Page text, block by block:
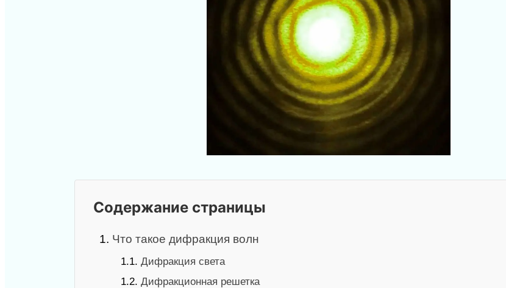
Содержание страницы
1. Что такое дифракция волн
1.1. Дифракция света
1.2. Дифракционная решетка